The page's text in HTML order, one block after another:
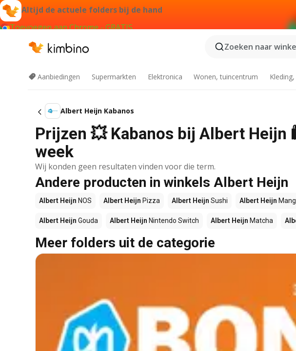
Altijd de actuele folders bij de hand
Toevoegen aan Chrome - GRATIS
Zoeken naar
Aanbiedingen Supermarkten Elektronica Wonen, tuincentrum
Albert Heijn Kabanos
Prijzen 💥 Kabanos bij Albert Heijn
week
Wij konden geen resultaten vinden voor die term.
Andere producten in winkels Albert Heijn
Albert Heijn NOS Albert Heijn Pizza Albert Heijn Sushi Albert Heijn
Albert Heijn Gouda Albert Heijn Nintendo Switch Albert Heijn Matcha
Meer folders uit de categorie